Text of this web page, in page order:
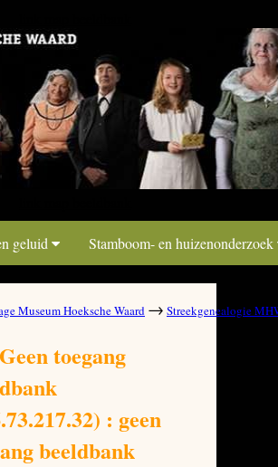
geluid Stamboom- en huizenonderzoek
Museum Hoeksche Waard → Streekgenealogie
toegang
: geen
beeldbank